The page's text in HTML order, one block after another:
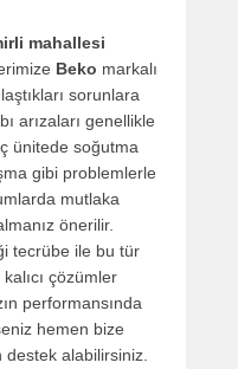
mahallesi
Beko markalı
sorunlara
arızaları genellikle
ünitede soğutma
gibi problemlerle
mutlaka
önerilir.
tecrübe ile bu tür
çözümler
performansında
hemen bize
alabilirsiniz.